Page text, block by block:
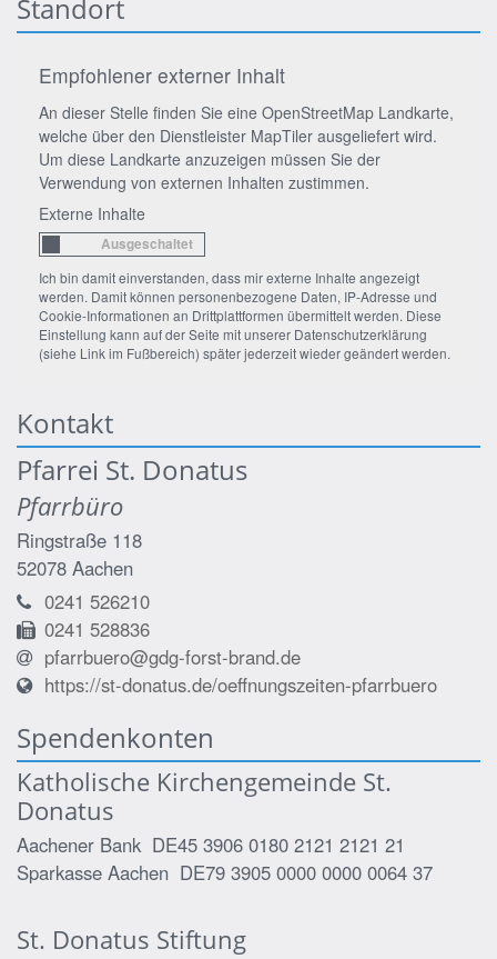
Standort
Empfohlener externer Inhalt
An dieser Stelle finden Sie eine OpenStreetMap Landkarte,
welche über den Dienstleister MapTiler ausgeliefert wird.
Um diese Landkarte anzuzeigen müssen Sie der
Verwendung von externen Inhalten zustimmen.
Externe Inhalte
Ich bin damit einverstanden, dass mir externe Inhalte angezeigt
werden. Damit können personenbezogene Daten, IP-Adresse und
Cookie-Informationen an Drittplattformen übermittelt werden. Diese
Einstellung kann auf der Seite mit unserer Datenschutzerklärung
(siehe Link im Fußbereich) später jederzeit wieder geändert werden.
Kontakt
Pfarrei St. Donatus
Pfarrbüro
Ringstraße 118
52078 Aachen
0241 526210
0241 528836
pfarrbuero@gdg-forst-brand.de
https://st-donatus.de/oeffnungszeiten-pfarrbuero
Spendenkonten
Katholische Kirchengemeinde St.
Donatus
Aachener Bank DE45 3906 0180 2121 2121 21
Sparkasse Aachen DE79 3905 0000 0000 0064 37
St. Donatus Stiftung